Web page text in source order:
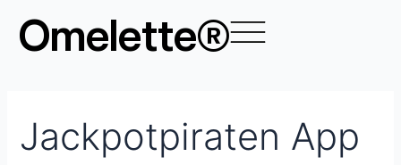
contenido
Omelette®
Jackpotpiraten App
por: